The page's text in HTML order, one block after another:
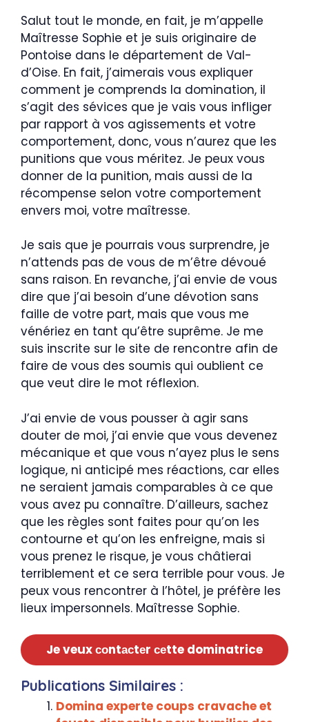
Salut tout le monde, en fait, je m’appelle
Maîtresse Sophie et je suis originaire de
Pontoise dans le département de Val-
d’Oise. En fait, j’aimerais vous expliquer
comment je comprends la domination, il
s’agit des sévices que je vais vous infliger
par rapport à vos agissements et votre
comportement, donc, vous n’aurez que les
punitions que vous méritez. Je peux vous
donner de la punition, mais aussi de la
récompense selon votre comportement
envers moi, votre maîtresse.
Je sais que je pourrais vous surprendre, je
n’attends pas de vous de m’être dévoué
sans raison. En revanche, j’ai envie de vous
dire que j’ai besoin d’une dévotion sans
faille de votre part, mais que vous me
vénériez en tant qu’être suprême. Je me
suis inscrite sur le site de rencontre afin de
faire de vous des soumis qui oublient ce
que veut dire le mot réflexion.
J’ai envie de vous pousser à agir sans
douter de moi, j’ai envie que vous devenez
mécanique et que vous n’ayez plus le sens
logique, ni anticipé mes réactions, car elles
ne seraient jamais comparables à ce que
vous avez pu connaître. D’ailleurs, sachez
que les règles sont faites pour qu’on les
contourne et qu’on les enfreigne, mais si
vous prenez le risque, je vous châtierai
terriblement et ce sera terrible pour vous. Je
peux vous rencontrer à l’hôtel, je préfère les
lieux impersonnels. Maîtresse Sophie.
Je veux соntасtеr сеtte dominatrice
Publications Similaires :
Domina experte coups cravache et